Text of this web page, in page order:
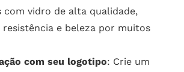
com vidro de alta qualidade,
e beleza por muitos
com seu logotipo: Crie um